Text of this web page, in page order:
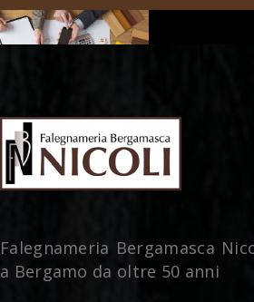
Falegnameria Bergamasca
a Bergamo da oltre 50 anni